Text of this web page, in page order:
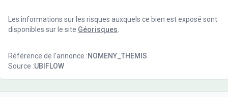
Les informations sur les risques auxquels ce bien est exposé sont
disponibles sur le site Géorisques
Référence de l'annonce :NOMENY_THEMIS
Source :UBIFLOW